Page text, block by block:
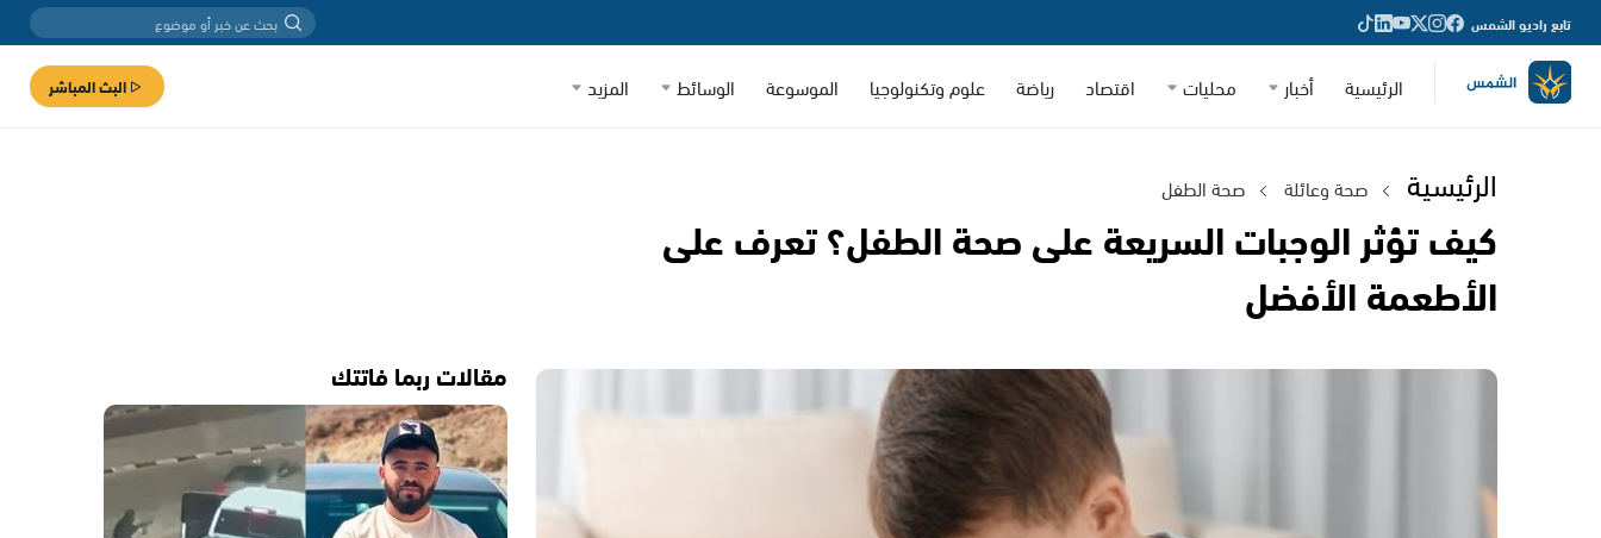
تابع راديو الشمس
الرئيسية أخبار محليات اقتصاد رياضة علوم وتكنولوجيا الموسوعة الوسائط المزيد البث المباشر
الرئيسية صحة وعائلة صحة الطفل
كيف تؤثر الوجبات السريعة على صحة الطفل؟ تعرف على
الأطعمة الأفضل
مقالات ربما فاتتك